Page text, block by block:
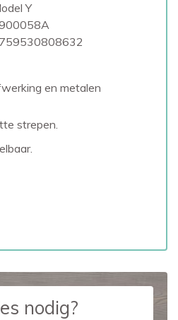
Y
en metalen
strepen.
nodig?